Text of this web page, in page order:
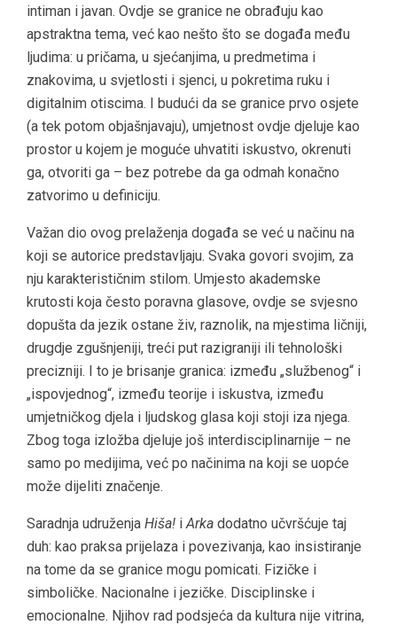
intiman i javan. Ovdje se granice ne obrađuju kao
apstraktna tema, već kao nešto što se događa među
ljudima: u pričama, u sjećanjima, u predmetima i
znakovima, u svjetlosti i sjenci, u pokretima ruku i
digitalnim otiscima. I budući da se granice prvo osjete
(a tek potom objašnjavaju), umjetnost ovdje djeluje kao
prostor u kojem je moguće uhvatiti iskustvo, okrenuti
ga, otvoriti ga – bez potrebe da ga odmah konačno
zatvorimo u definiciju.
Važan dio ovog prelaženja događa se već u načinu na
koji se autorice predstavljaju. Svaka govori svojim, za
nju karakterističnim stilom. Umjesto akademske
krutosti koja često poravna glasove, ovdje se svjesno
dopušta da jezik ostane živ, raznolik, na mjestima ličniji,
drugdje zgušnjeniji, treći put razigraniji ili tehnološki
precizniji. I to je brisanje granica: između „službenog“ i
„ispovjednog“, između teorije i iskustva, između
umjetničkog djela i ljudskog glasa koji stoji iza njega.
Zbog toga izložba djeluje još interdisciplinarnije – ne
samo po medijima, već po načinima na koji se uopće
može dijeliti značenje.
Saradnja udruženja Hiša! iArka dodatno učvršćuje taj
duh: kao praksa prijelaza i povezivanja, kao insistiranje
na tome da se granice mogu pomicati. Fizičke i
simboličke. Nacionalne i jezičke. Disciplinske i
emocionalne. Njihov rad podsjeća da kultura nije vitrina,